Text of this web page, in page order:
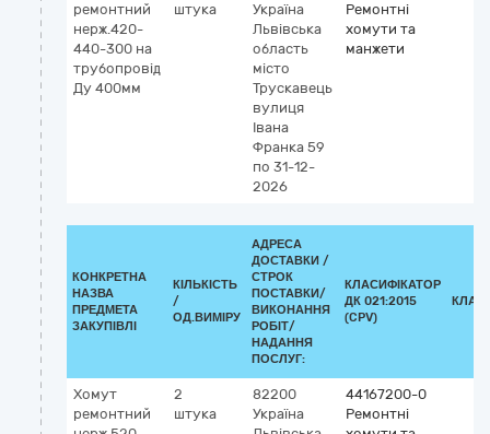
ремонтний
нерж.420-
440-300 на
трубопровід
Ду 400мм
штука
Україна
Львівська
область
місто
Трускавець
вулиця
Івана
Франка 59
по 31-12-
2026
Ремонтні
хомути та
манжети
КОНКРЕТНА
НАЗВА
ПРЕДМЕТА
ЗАКУПІВЛІ
КІЛЬКІСТЬ
/
ОД.ВИМІРУ
АДРЕСА
ДОСТАВКИ /
СТРОК
ПОСТАВКИ/
ВИКОНАННЯ
РОБІТ/
НАДАННЯ
ПОСЛУГ:
КЛАСИФІКАТОР
ДК 021:2015
(CPV)
Хомут
ремонтний
2
штука
82200
Україна
44167200-0
Ремонтні